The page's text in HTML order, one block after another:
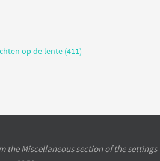
op de lente (411)
the Miscellaneous section of the settings